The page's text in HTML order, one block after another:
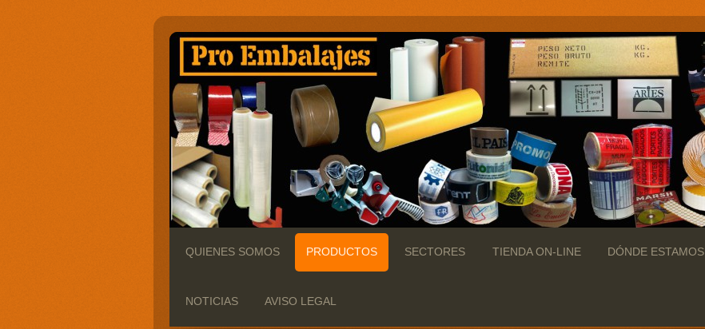
QUIENES SOMOS PRODUCTOS SECTORES TIENDA ON-LINE DÓNDE ESTAMOS
NOTICIAS AVISO LEGAL